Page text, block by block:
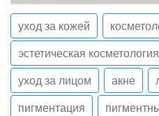
уход за кожей
эстетическая косметология
уход за лицом
акне
пигментация